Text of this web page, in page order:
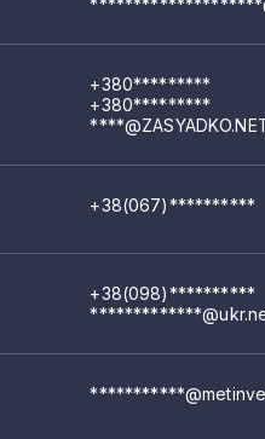
+380*********
+380*********
+38(067)**********
+38(098)**********